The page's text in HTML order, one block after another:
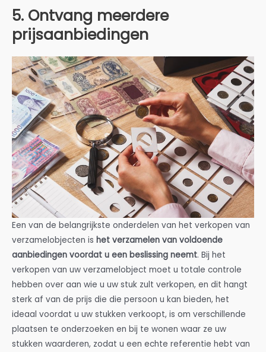
5. Ontvang meerdere
prijsaanbiedingen
Een van de belangrijkste onderdelen van het verkopen van
verzamelobjecten is het verzamelen van voldoende
aanbiedingen voordat u een beslissing neemt. Bij het
verkopen van uw verzamelobject moet u totale controle
hebben over aan wie u uw stuk zult verkopen, en dit hangt
sterk af van de prijs die die persoon u kan bieden, het
ideaal voordat u uw stukken verkoopt, is om verschillende
plaatsen te onderzoeken en bij te wonen waar ze uw
stukken waarderen, zodat u een echte referentie hebt van